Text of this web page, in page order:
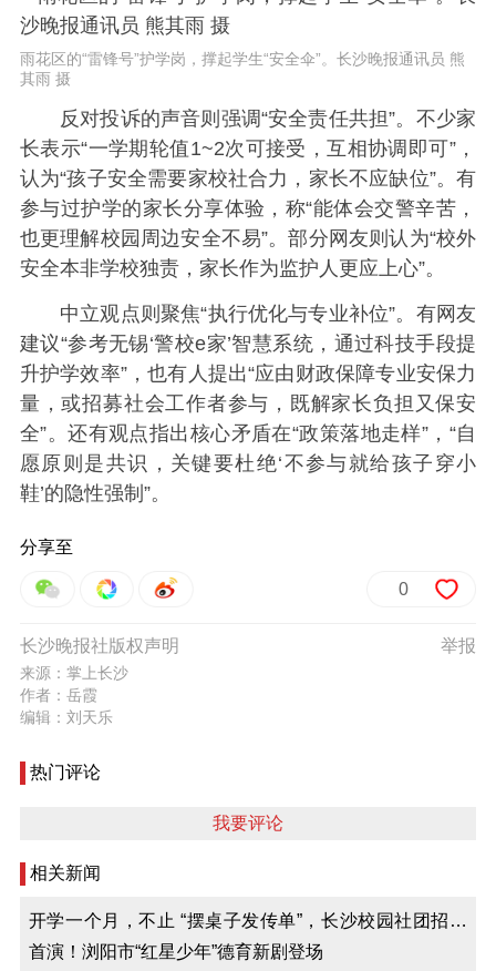
雨花区的“雷锋号”护学岗，撑起学生“安全伞”。长沙晚报通讯员 熊
其雨 摄
反对投诉的声音则强调“安全责任共担”。不少家
长表示“一学期轮值1~2次可接受，互相协调即可”，
认为“孩子安全需要家校社合力，家长不应缺位”。有
参与过护学的家长分享体验，称“能体会交警辛苦，
也更理解校园周边安全不易”。部分网友则认为“校外
安全本非学校独责，家长作为监护人更应上心”。
中立观点则聚焦“执行优化与专业补位”。有网友
建议“参考无锡‘警校e家’智慧系统，通过科技手段提
升护学效率”，也有人提出“应由财政保障专业安保力
量，或招募社会工作者参与，既解家长负担又保安
全”。还有观点指出核心矛盾在“政策落地走样”，“自
愿原则是共识，关键要杜绝‘不参与就给孩子穿小
鞋’的隐性强制”。
分享至
0
举报
长沙晚报社版权声明
来源：掌上长沙
作者：岳霞
编辑：刘天乐
热门评论
我要评论
相关新闻
开学一个月，不止 “摆桌子发传单”，长沙校园社团招新
玩出新花样
首演！浏阳市“红星少年”德育新剧登场